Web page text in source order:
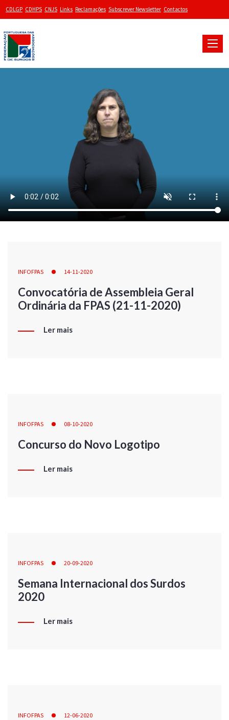
CDLGP CDHPS CNJS Links Reclamações Subscrever Newsletter Contactos
Toggle
INFOFPAS 14-11-2020
Convocatória de Assembleia Geral
Ordinária da FPAS (21-11-2020)
Ler mais
INFOFPAS 08-10-2020
Concurso do Novo Logotipo
Ler mais
INFOFPAS 20-09-2020
Semana Internacional dos Surdos
2020
Ler mais
INFOFPAS 12-06-2020